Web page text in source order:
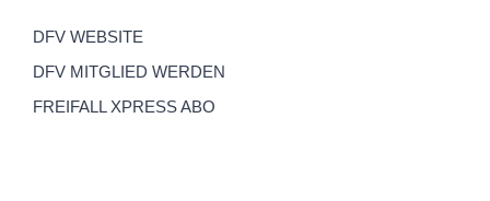
DFV WEBSITE
DFV MITGLIED WERDEN
FREIFALL XPRESS ABO